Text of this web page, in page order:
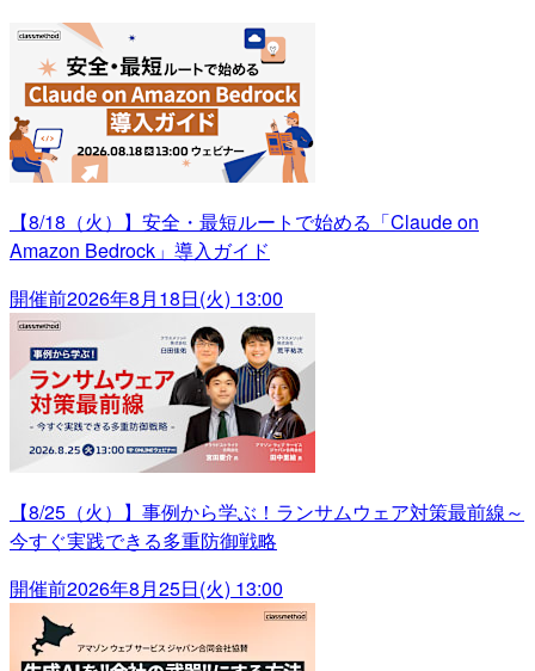
【8/18（火）】安全・最短ルートで始める「Claude on
Amazon Bedrock」導入ガイド
開催前2026年8月18日(火) 13:00
【8/25（火）】事例から学ぶ！ランサムウェア対策最前線～
今すぐ実践できる多重防御戦略
開催前2026年8月25日(火) 13:00